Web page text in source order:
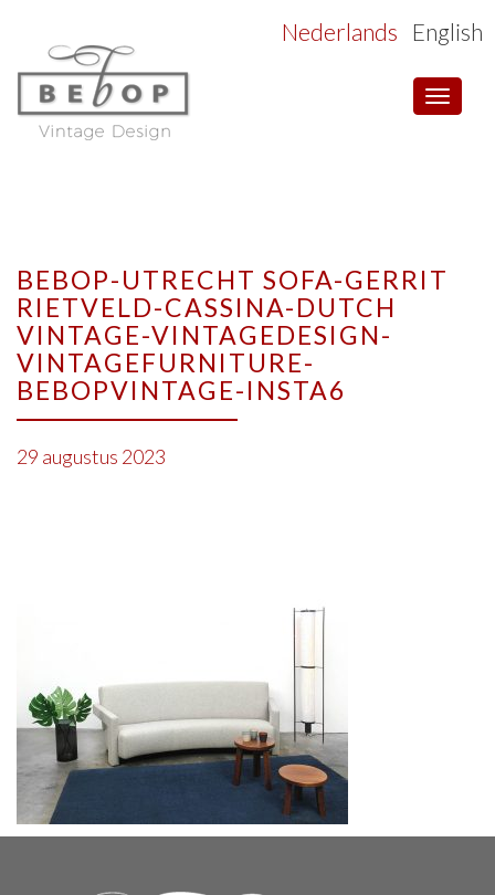
Toggle
Nederlands English
BEBOP-UTRECHT SOFA-GERRIT
RIETVELD-CASSINA-DUTCH
VINTAGE-VINTAGEDESIGN-
VINTAGEFURNITURE-
BEBOPVINTAGE-INSTA6
29 augustus 2023